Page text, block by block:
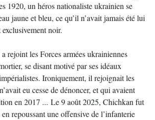
1920, un héros nationaliste ukrainien se
jaune et bleu, ce qu’il n’avait jamais été lui
noir.
rejoint les Forces armées ukrainiennes
se disant motivé par ses idéaux
Ironiquement, il rejoignait les
eu cesse de dénoncer, et qui avaient
en 2017 ... Le 9 août 2025, Chichkan fut
repoussant une offensive de l’infanterie